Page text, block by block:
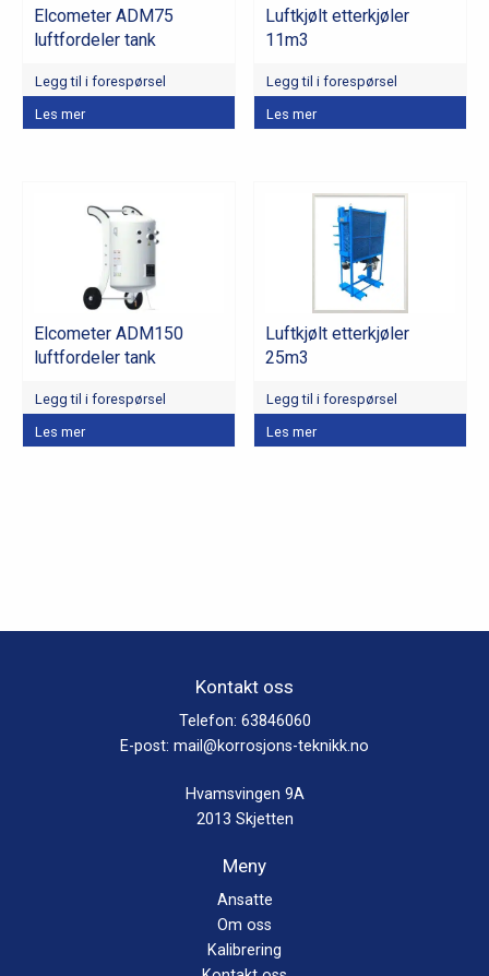
Elcometer ADM75
luftfordeler tank
Legg til i forespørsel
Les mer
Luftkjølt etterkjøler
11m3
Legg til i forespørsel
Les mer
Elcometer ADM150
luftfordeler tank
Legg til i forespørsel
Les mer
Luftkjølt etterkjøler
25m3
Legg til i forespørsel
Les mer
Kontakt oss
Telefon: 63846060
E-post: mail@korrosjons-teknikk.no
Hvamsvingen 9A
2013 Skjetten
Meny
Ansatte
Om oss
Kalibrering